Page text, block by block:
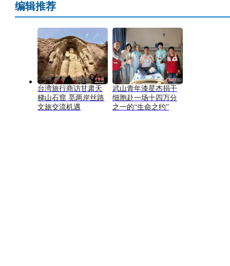
编辑推荐
台湾旅行商访甘肃天
梯山石窟 觅两岸丝路
文旅交流机遇
武山青年漆星杰捐干
细胞赴一场十四万分
之一的“生命之约”